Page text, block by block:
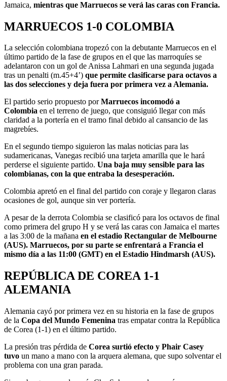
Jamaica, mientras que Marruecos se verá las caras con Francia.
MARRUECOS 1-0 COLOMBIA
La selección colombiana tropezó con la debutante Marruecos en el
último partido de la fase de grupos en el que las marroquíes se
adelantaron con un gol de Anissa Lahmari en una segunda jugada
tras un penalti (m.45+4’) que permite clasificarse para octavos a
las dos selecciones y deja fuera por primera vez a Alemania.
El partido serio propuesto porMarruecos incomodó a
Colombia en el terreno de juego, que consiguió llegar con más
claridad a la portería en el tramo final debido al cansancio de las
magrebíes.
En el segundo tiempo siguieron las malas noticias para las
sudamericanas, Vanegas recibió una tarjeta amarilla que le hará
perderse el siguiente partido. Una baja muy sensible para las
colombianas, con la que entraba la desesperación.
Colombia apretó en el final del partido con coraje y llegaron claras
ocasiones de gol, aunque sin ver portería.
A pesar de la derrota Colombia se clasificó para los octavos de final
como primera del grupo H y se verá las caras con Jamaica el martes
a las 3:00 de la mañana en el estadio Rectangular de Melbourne
(AUS). Marruecos, por su parte se enfrentará a Francia el
mismo día a las 11:00 (GMT) en el Estadio Hindmarsh (AUS).
REPÚBLICA DE COREA 1-1
ALEMANIA
Alemania cayó por primera vez en su historia en la fase de grupos
de la Copa del Mundo Femenina tras empatar contra la República
de Corea (1-1) en el último partido.
La presión tras pérdida de Corea surtió efecto y Phair Casey
tuvo un mano a mano con la arquera alemana, que supo solventar el
problema con una gran parada.